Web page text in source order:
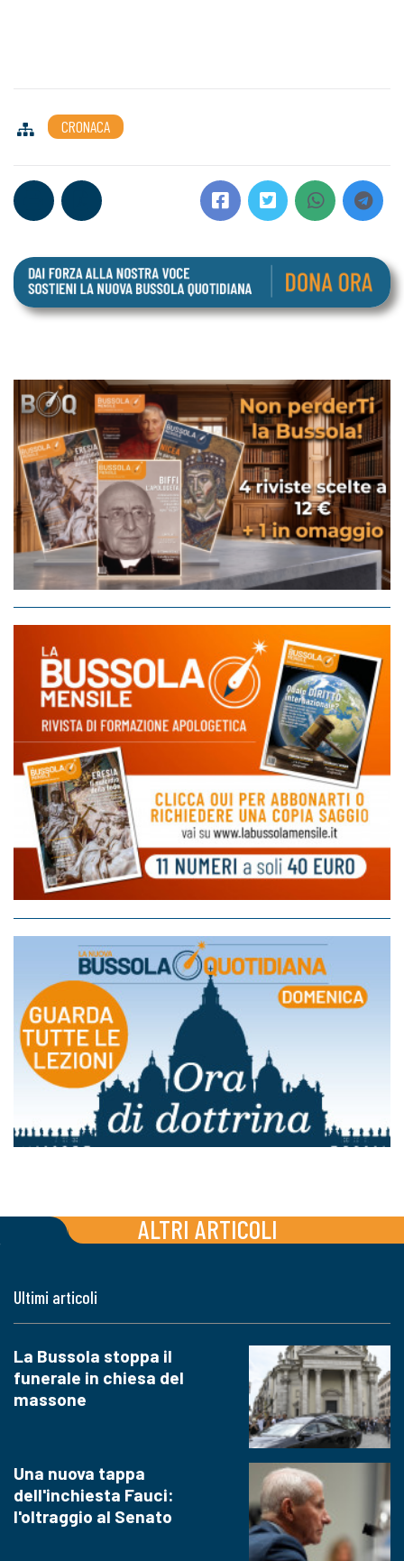
CRONACA
ALTRI ARTICOLI
Ultimi articoli
La Bussola stoppa il
funerale in chiesa del
massone
Una nuova tappa
dell'inchiesta Fauci:
l'oltraggio al Senato